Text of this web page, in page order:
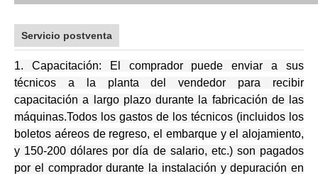
Servicio postventa
1. Capacitación:
El comprador puede enviar a sus
técnicos a la planta del vendedor para recibir
capacitación a largo plazo durante la fabricación de las
máquinas.Todos los gastos de los técnicos (incluidos los
boletos aéreos de regreso, el embarque y el alojamiento,
y 150-200 dólares por día de salario, etc.) son pagados
por el comprador durante la instalación y depuración en